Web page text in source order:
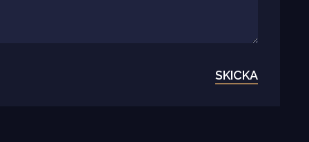
SKICKA